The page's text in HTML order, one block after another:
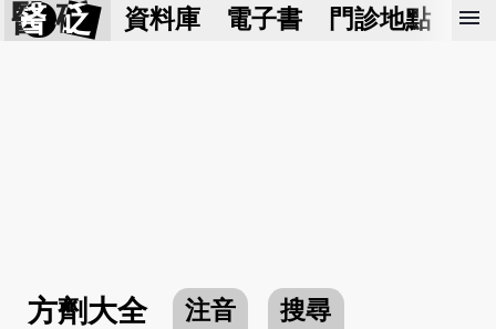
醫 砭 資料庫 電子書 門診地點 預
menu
方劑大全 注音 搜尋